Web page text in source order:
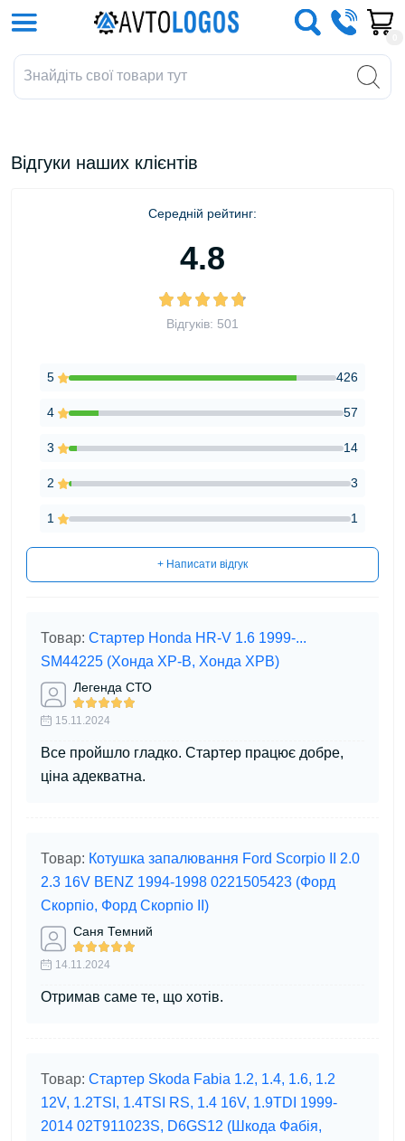
Відгуки наших клієнтів
Середній рейтинг:
4.8
Відгуків: 501
5 426
4 57
3 14
2 3
1 1
+ Написати відгук
Товар: Стартер Honda HR-V 1.6 1999-...
SM44225 (Хонда ХР-В, Хонда ХРВ)
Легенда СТО
15.11.2024
Все пройшло гладко. Стартер працює добре,
ціна адекватна.
Товар: Котушка запалювання Ford Scorpio II 2.0
2.3 16V BENZ 1994-1998 0221505423 (Форд
Скорпіо, Форд Скорпіо II)
Саня Темний
14.11.2024
Отримав саме те, що хотів.
Товар: Стартер Skoda Fabia 1.2, 1.4, 1.6, 1.2
12V, 1.2TSI, 1.4TSI RS, 1.4 16V, 1.9TDI 1999-
2014 02T911023S, D6GS12 (Шкода Фабія,